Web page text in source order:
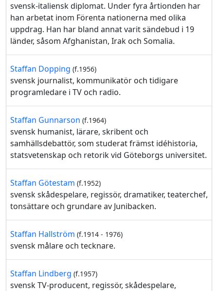
svensk-italiensk diplomat. Under fyra årtionden har
han arbetat inom Förenta nationerna med olika
uppdrag. Han har bland annat varit sändebud i 19
länder, såsom Afghanistan, Irak och Somalia.
Staffan Dopping (f.1956)
svensk journalist, kommunikatör och tidigare
programledare i TV och radio.
Staffan Gunnarson (f.1964)
svensk humanist, lärare, skribent och
samhällsdebattör, som studerat främst idéhistoria,
statsvetenskap och retorik vid Göteborgs universitet.
Staffan Götestam (f.1952)
svensk skådespelare, regissör, dramatiker, teaterchef,
tonsättare och grundare av Junibacken.
Staffan Hallström (f.1914 - 1976)
svensk målare och tecknare.
Staffan Lindberg (f.1957)
svensk TV-producent, regissör, skådespelare,